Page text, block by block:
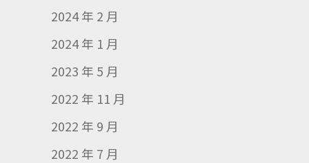
2024 年 2 月
2024 年 1 月
2023 年 5 月
2022 年 11 月
2022 年 9 月
2022 年 7 月